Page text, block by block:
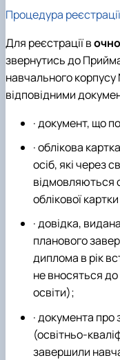
Процедура реєстрації
Для реєстрації в
звернутись до
навчального
відповідними
· документ, що
· облікова
осіб, які через
відмовляються
облікової
· довідка,
планового
диплома в рік
не вносяться
освіти);
· документа про
(освітньо-
завершили